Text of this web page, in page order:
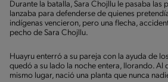
Durante la batalla, Sara Chojllu le pasaba las
lanzaba para defenderse de quienes
indígenas vencieron, pero una flecha,
pecho de Sara Chojllu.
Huayru enterró a su pareja con la ayuda de
quedó a su lado la noche entera, llorando. Al
mismo lugar, nació una planta que nunca